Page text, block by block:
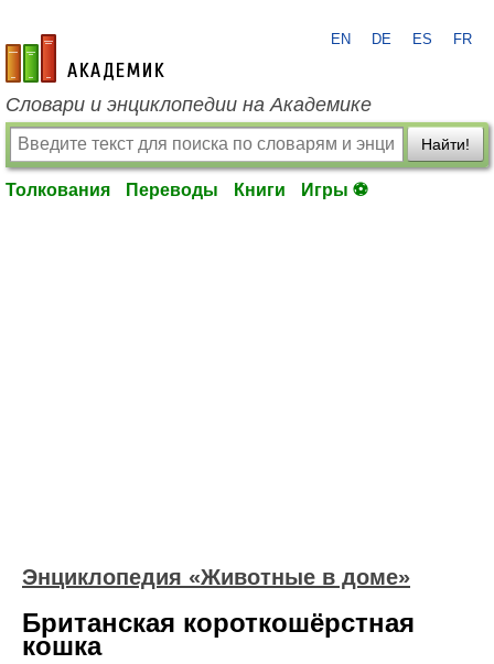
academic.ru
EN DE ES FR
Словари и энциклопедии на Академике
Найти!
Толкования Переводы Книги Игры ⚽
Энциклопедия «Животные в доме»
Британская короткошёрстная
кошка